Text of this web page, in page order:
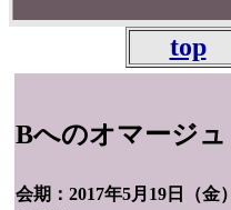
top
Bへのオマージュ
会期：2017年5月19日（